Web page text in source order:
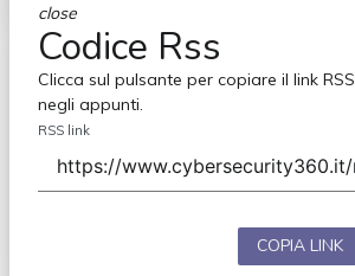
close
Codice Rss
Clicca sul pulsante per copiare il link RSS
negli appunti.
RSS link
COPIA LINK